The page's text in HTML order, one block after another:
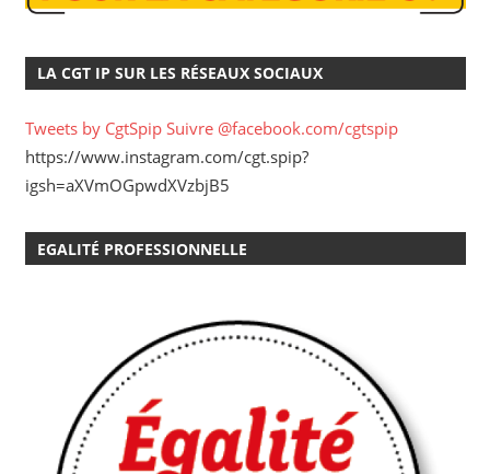
LA CGT IP SUR LES RÉSEAUX SOCIAUX
Tweets by CgtSpip Suivre @facebook.com/cgtspip
https://www.instagram.com/cgt.spip?
igsh=aXVmOGpwdXVzbjB5
EGALITÉ PROFESSIONNELLE